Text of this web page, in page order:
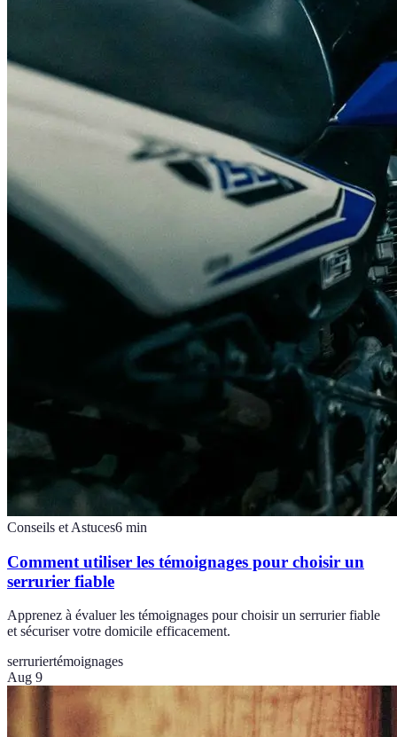
Conseils et Astuces6 min
Comment utiliser les témoignages pour choisir un
serrurier fiable
Apprenez à évaluer les témoignages pour choisir un serrurier fiable
et sécuriser votre domicile efficacement.
serruriertémoignages
Aug 9